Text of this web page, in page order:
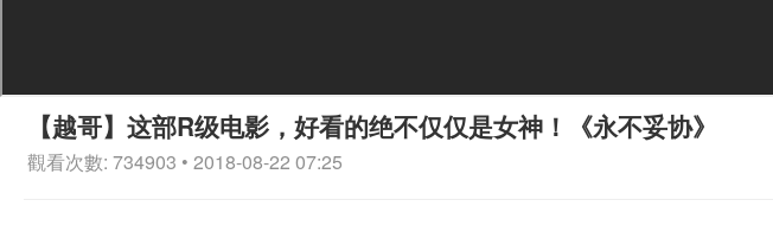
【越哥】这部R级电影，好看的绝不仅仅是女神！《永不妥协》
觀看次數: 734903 • 2018-08-22 07:25